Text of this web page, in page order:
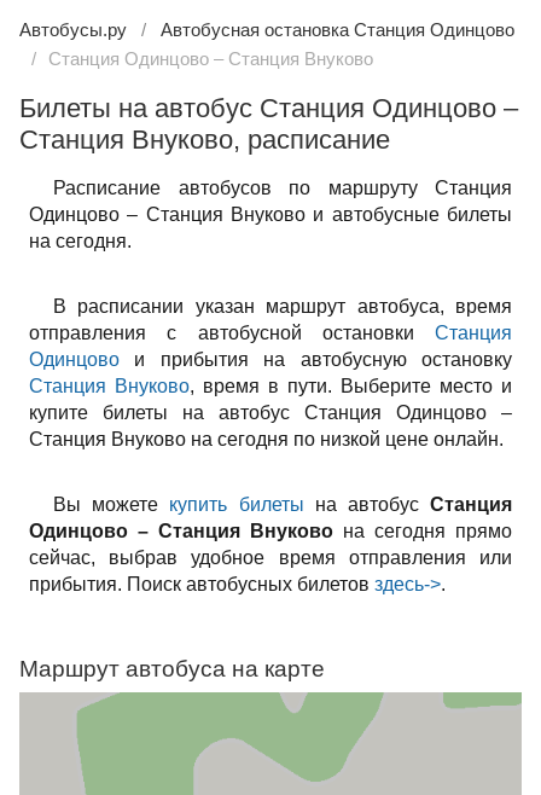
Автобусы.ру
Автобусная остановка Станция Одинцово
Станция Одинцово – Станция Внуково
Билеты на автобус Станция Одинцово –
Станция Внуково, расписание
Расписание автобусов по маршруту Станция
Одинцово – Станция Внуково и автобусные билеты
на сегодня.
В расписании указан маршрут автобуса, время
отправления с автобусной остановки Станция
Одинцово и прибытия на автобусную остановку
Станция Внуково, время в пути. Выберите место и
купите билеты на автобус Станция Одинцово –
Станция Внуково на сегодня по низкой цене онлайн.
Вы можете купить билеты на автобусСтанция
Одинцово – Станция Внуково на сегодня прямо
сейчас, выбрав удобное время отправления или
прибытия. Поиск автобусных билетов здесь->.
Маршрут автобуса на карте